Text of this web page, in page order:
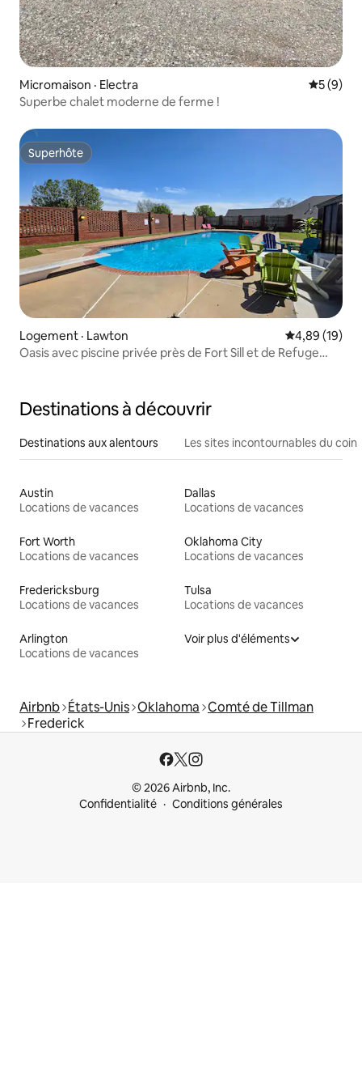
Micromaison · Electra Note
5 (9)
Superbe chalet moderne de ferme !
Superhôte
Superhôte
Logement · Lawton Note
4,89 (19)
Oasis avec piscine privée près de Fort Sill et de Refuge
Destinations à découvrir
Destinations aux alentours Les sites incontournables du coin
Austin
Locations de vacances
Dallas
Locations de vacances
Fort Worth
Locations de vacances
Oklahoma City
Locations de vacances
Fredericksburg
Locations de vacances
Tulsa
Locations de vacances
Arlington
Locations de vacances
Voir plus d'éléments
Airbnb États-Unis Oklahoma Comté de Tillman
Frederick
© 2026 Airbnb, Inc.
Confidentialité
Conditions générales